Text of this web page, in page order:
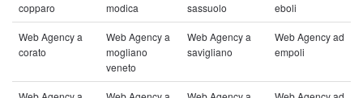
copparo
modica
sassuolo
eboli
Web Agency a
corato
Web Agency a
mogliano
veneto
Web Agency a
savigliano
Web Agency ad
empoli